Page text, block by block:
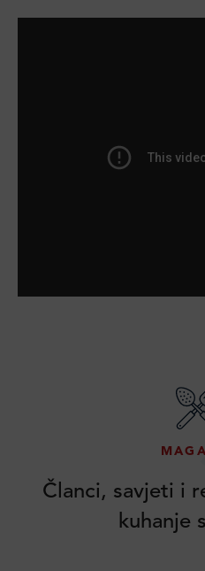
Članci, savjeti i
kuhanje